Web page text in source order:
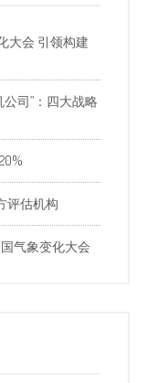
大会 引领构建
司”：四大战略
评估机构
气象变化大会